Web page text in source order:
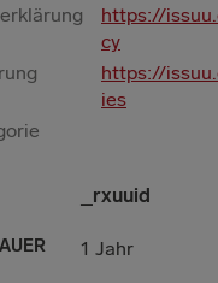
https://
cy
https://
ies
_rxuuid
1 Jahr